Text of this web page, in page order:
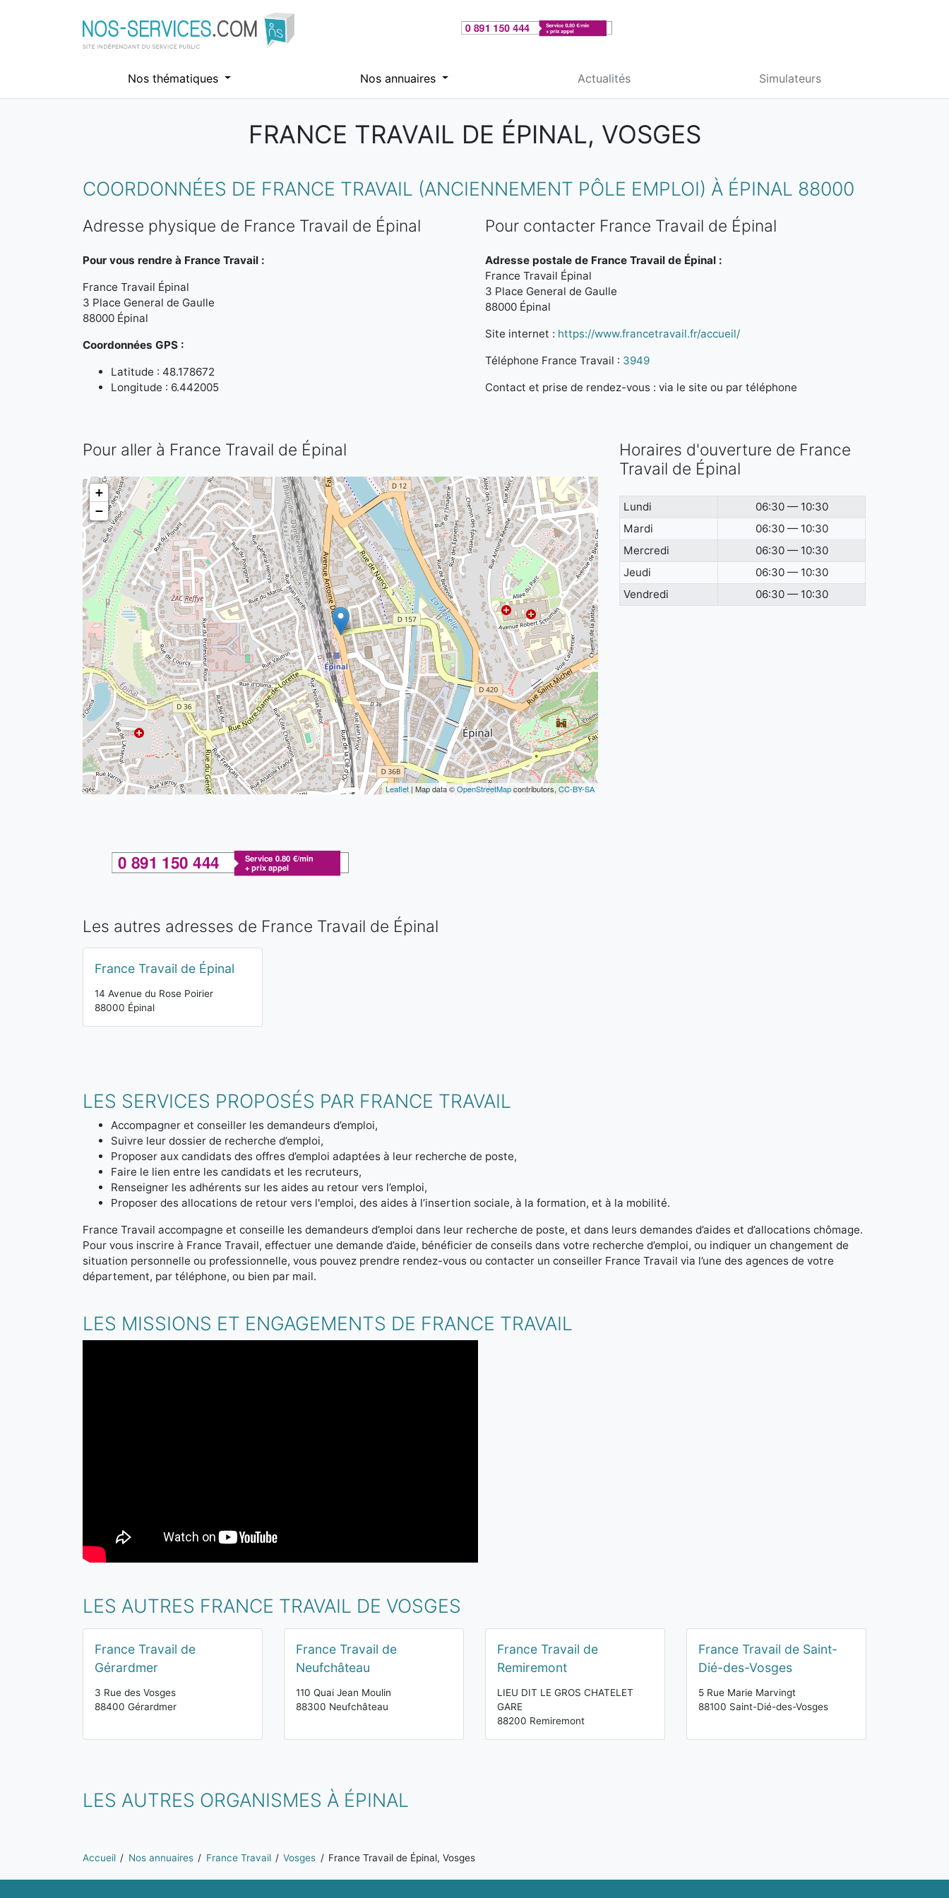
Nos thématiques Nos annuaires Actualités Simulateurs
FRANCE TRAVAIL DE ÉPINAL, VOSGES
COORDONNÉES DE FRANCE TRAVAIL (ANCIENNEMENT PÔLE EMPLOI) À ÉPINAL 88000
Adresse physique de France Travail de Épinal
Pour vous rendre à France Travail :
France Travail Épinal
3 Place General de Gaulle
88000 Épinal
Coordonnées GPS :
Latitude : 48.178672
Longitude : 6.442005
Pour contacter France Travail de Épinal
Adresse postale de France Travail de Épinal :
France Travail Épinal
3 Place General de Gaulle
88000 Épinal
Site internet : https://www.francetravail.fr/accueil/
Téléphone France Travail : 3949
Contact et prise de rendez-vous : via le site ou par téléphone
Pour aller à France Travail de Épinal
+
−
Leaflet| Map data ©OpenStreetMapcontributors, CC-BY-SA
Horaires d'ouverture de France
Travail de Épinal
Lundi
06:30 — 10:30
Mardi
06:30 — 10:30
Mercredi
06:30 — 10:30
Jeudi
06:30 — 10:30
Vendredi
06:30 — 10:30
Les autres adresses de France Travail de Épinal
France Travail de Épinal
14 Avenue du Rose Poirier
88000 Épinal
LES SERVICES PROPOSÉS PAR FRANCE TRAVAIL
Accompagner et conseiller les demandeurs d’emploi,
Suivre leur dossier de recherche d’emploi,
Proposer aux candidats des offres d’emploi adaptées à leur recherche de poste,
Faire le lien entre les candidats et les recruteurs,
Renseigner les adhérents sur les aides au retour vers l’emploi,
Proposer des allocations de retour vers l'emploi, des aides à l’insertion sociale, à la formation, et à la mobilité.
France Travail accompagne et conseille les demandeurs d’emploi dans leur recherche de poste, et dans leurs demandes d’aides et d’allocations chômage.
Pour vous inscrire à France Travail, effectuer une demande d’aide, bénéficier de conseils dans votre recherche d’emploi, ou indiquer un changement de
situation personnelle ou professionnelle, vous pouvez prendre rendez-vous ou contacter un conseiller France Travail via l’une des agences de votre
département, par téléphone, ou bien par mail.
LES MISSIONS ET ENGAGEMENTS DE FRANCE TRAVAIL
LES AUTRES FRANCE TRAVAIL DE VOSGES
France Travail de
Gérardmer
3 Rue des Vosges
88400 Gérardmer
France Travail de
Neufchâteau
110 Quai Jean Moulin
88300 Neufchâteau
France Travail de
Remiremont
LIEU DIT LE GROS CHATELET
GARE
88200 Remiremont
France Travail de Saint-
Dié-des-Vosges
5 Rue Marie Marvingt
88100 Saint-Dié-des-Vosges
LES AUTRES ORGANISMES À ÉPINAL
Vous êtes ici:
Accueil Nos annuaires France Travail Vosges France Travail de Épinal, Vosges